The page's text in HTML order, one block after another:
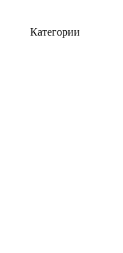
Категории